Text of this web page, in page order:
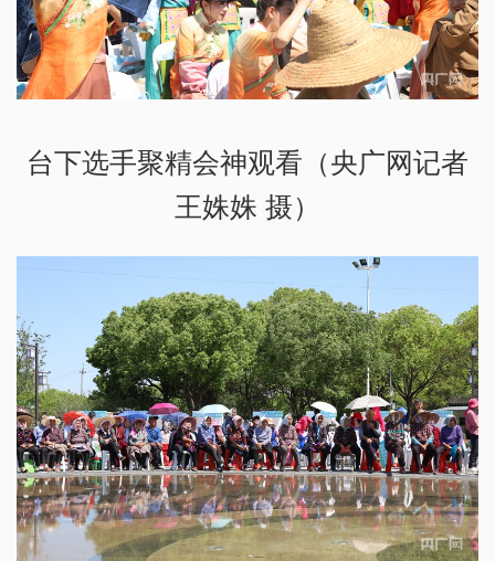
台下选手聚精会神观看（央广网记者
王姝姝 摄）